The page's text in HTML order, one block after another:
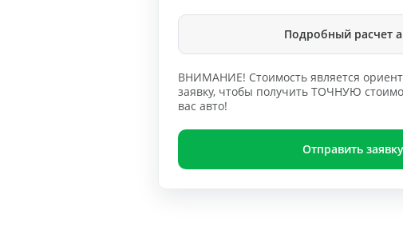
Подробный расчет
ВНИМАНИЕ! Стоимость является
заявку, чтобы получить ТОЧНУЮ
вас авто!
Отправить заявку